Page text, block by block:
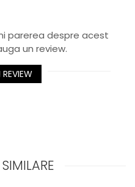
parerea despre acest
un review.